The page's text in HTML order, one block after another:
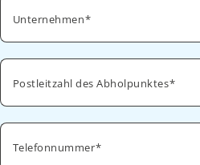
Unternehmen
Postleitzahl des Abholpunktes
Telefonnummer